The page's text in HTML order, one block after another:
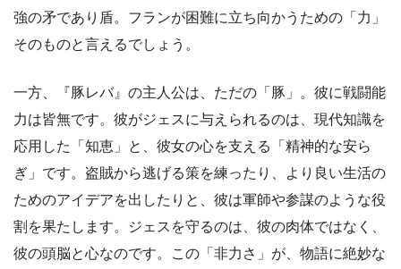
強の矛であり盾。フランが困難に立ち向かうための「力」
そのものと言えるでしょう。
一方、『豚レバ』の主人公は、ただの「豚」。彼に戦闘能
力は皆無です。彼がジェスに与えられるのは、現代知識を
応用した「知恵」と、彼女の心を支える「精神的な安ら
ぎ」です。盗賊から逃げる策を練ったり、より良い生活の
ためのアイデアを出したりと、彼は軍師や参謀のような役
割を果たします。ジェスを守るのは、彼の肉体ではなく、
彼の頭脳と心なのです。この「非力さ」が、物語に絶妙な